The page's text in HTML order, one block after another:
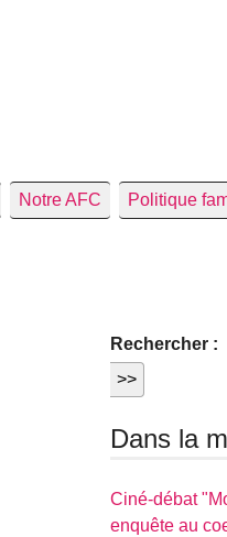
Notre AFC Politique
Rechercher :
Dans la
Ciné-débat
enquête au